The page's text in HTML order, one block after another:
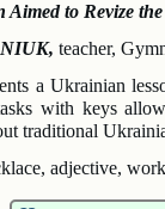
Aimed to Revize
teacher,
a Ukrainian
with keys
traditional
adjective,